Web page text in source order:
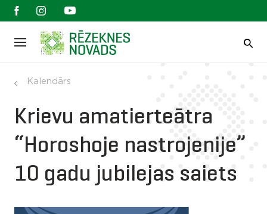
Kalendārs
Krievu amatierteātra
“Horoshoje nastrojenije”
10 gadu jubilejas saiets